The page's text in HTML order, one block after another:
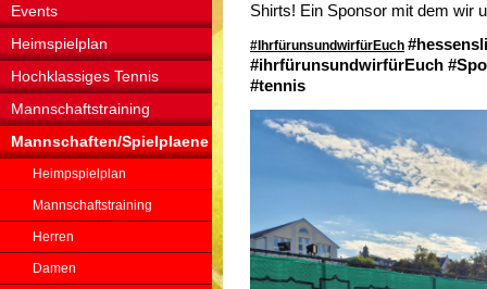
Events
Heimspielplan
Hochklassiges Tennis
Mannschaftstraining
Mannschaften/Spielplaene
Heimpspielplan
Mannschaftstraining
Herren
Damen
Shirts! Ein Sponsor mit dem wir
#IhrfürunsundwirfürEuch
#ihrfürunsundwirfürEuch
#tennis